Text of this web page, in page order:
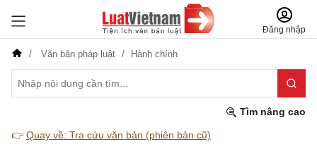
Đăng nhập
Văn bản pháp luật Hành chính
Tìm nâng cao
👉 Quay về: Tra cứu văn bản (phiên bản cũ)